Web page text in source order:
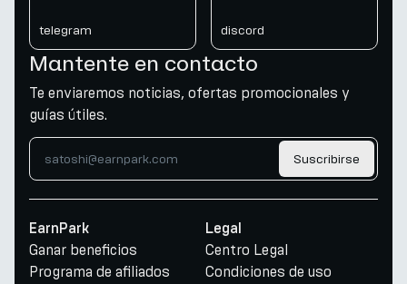
telegram discord
Mantente en contacto
Te enviaremos noticias, ofertas promocionales y
guías útiles.
Suscribirse
EarnPark
Ganar beneficios
Programa de afiliados
Legal
Centro Legal
Condiciones de uso